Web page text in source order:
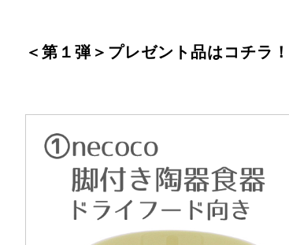
＜第１弾＞プレゼント品はコチラ！